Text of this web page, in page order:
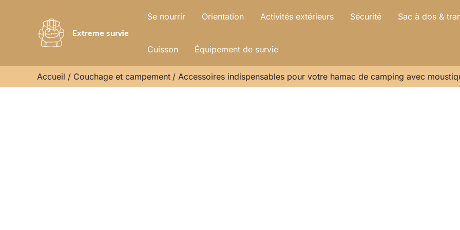
Extreme survie
Se nourrir Orientation Activités extérieurs Sécurité Sac à dos &
Cuisson Équipement de survie
Accueil Couchage et campement Accessoires indispensables pour votre hamac de camping avec